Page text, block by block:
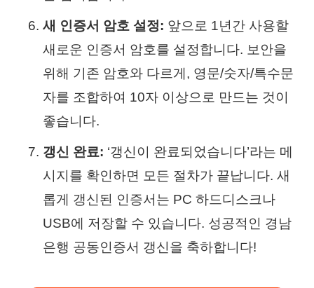
새 인증서 암호 설정: 앞으로 1년간 사용할
새로운 인증서 암호를 설정합니다. 보안을
위해 기존 암호와 다르게, 영문/숫자/특수문
자를 조합하여 10자 이상으로 만드는 것이
좋습니다.
갱신 완료: ‘갱신이 완료되었습니다’라는 메
시지를 확인하면 모든 절차가 끝납니다. 새
롭게 갱신된 인증서는 PC 하드디스크나
USB에 저장할 수 있습니다. 성공적인 경남
은행 공동인증서 갱신을 축하합니다!